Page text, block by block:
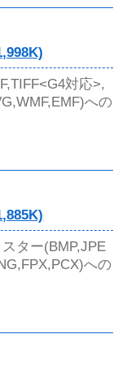
対応>,
への
ター(BMP,JPE
への